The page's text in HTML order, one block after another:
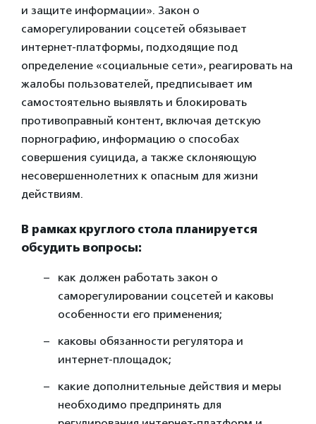
и защите информации». Закон о
саморегулировании соцсетей обязывает
интернет-платформы, подходящие под
определение «социальные сети», реагировать на
жалобы пользователей, предписывает им
самостоятельно выявлять и блокировать
противоправный контент, включая детскую
порнографию, информацию о способах
совершения суицида, а также склоняющую
несовершеннолетних к опасным для жизни
действиям.
В рамках круглого стола планируется
обсудить вопросы:
как должен работать закон о
саморегулировании соцсетей и каковы
особенности его применения;
каковы обязанности регулятора и
интернет-площадок;
какие дополнительные действия и меры
необходимо предпринять для